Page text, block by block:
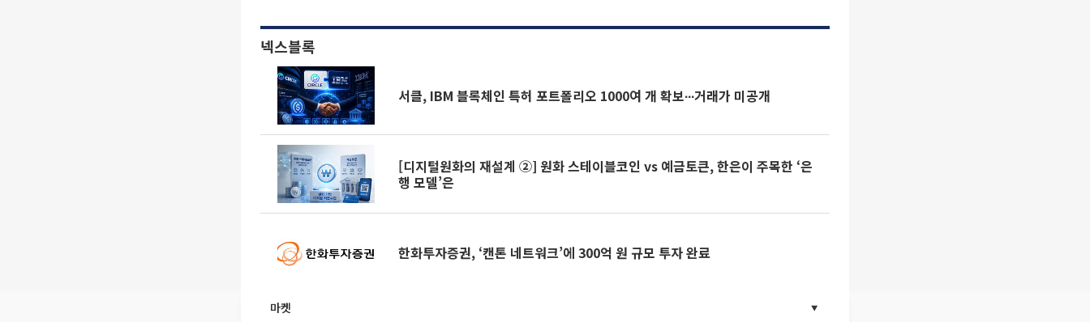
넥스블록
서클, IBM 블록체인 특허 포트폴리오 1000여 개 확보∙∙∙거래가 미공개
[디지털원화의 재설계 ②] 원화 스테이블코인 vs 예금토큰, 한은이 주목한 ‘은
행 모델’은
한화투자증권, ‘캔톤 네트워크’에 300억 원 규모 투자 완료
마켓